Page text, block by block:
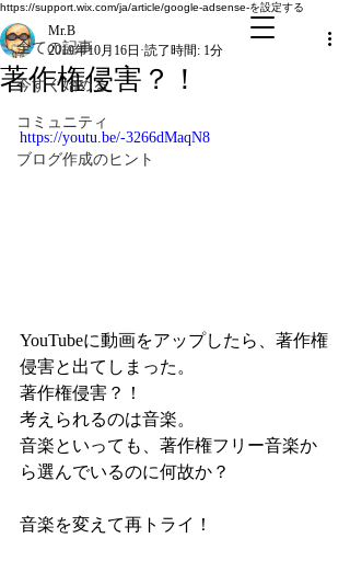
https://support.wix.com/ja/article/google-adsense-を設定する
全ての記事
今すぐ始める
コミュニティ
ブログ作成のヒント
著作権侵害？！
Mr.B
2019年10月16日 読了時間: 1分
https://youtu.be/-3266dMaqN8
YouTubeに動画をアップしたら、著作権
侵害と出てしまった。
著作権侵害？！
考えられるのは音楽。
音楽といっても、著作権フリー音楽か
ら選んでいるのに何故か？
音楽を変えて再トライ！